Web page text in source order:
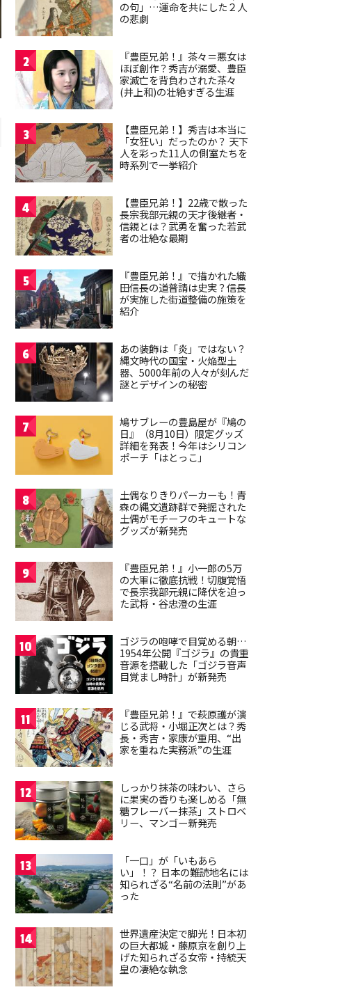
の句」…運命を共にした２人
の悲劇
2
『豊臣兄弟！』茶々＝悪女は
ほぼ創作？秀吉が溺愛、豊臣
家滅亡を背負わされた茶々
(井上和)の壮絶すぎる生涯
3
【豊臣兄弟！】秀吉は本当に
「女狂い」だったのか？ 天下
人を彩った11人の側室たちを
時系列で一挙紹介
4
【豊臣兄弟！】22歳で散った
長宗我部元親の天才後継者・
信親とは？武勇を奮った若武
者の壮絶な最期
5
『豊臣兄弟！』で描かれた織
田信長の道普請は史実？信長
が実施した街道整備の施策を
紹介
6
あの装飾は「炎」ではない？
縄文時代の国宝・火焔型土
器、5000年前の人々が刻んだ
謎とデザインの秘密
7
鳩サブレーの豊島屋が『鳩の
日』（8月10日）限定グッズ
詳細を発表！今年はシリコン
ポーチ「はとっこ」
8
土偶なりきりパーカーも！青
森の縄文遺跡群で発掘された
土偶がモチーフのキュートな
グッズが新発売
9
『豊臣兄弟！』小一郎の5万
の大軍に徹底抗戦！切腹覚悟
で長宗我部元親に降伏を迫っ
た武将・谷忠澄の生涯
10
ゴジラの咆哮で目覚める朝…
1954年公開『ゴジラ』の貴重
音源を搭載した「ゴジラ音声
目覚まし時計」が新発売
11
『豊臣兄弟！』で萩原護が演
じる武将・小堀正次とは？秀
長・秀吉・家康が重用、“出
家を重ねた実務派”の生涯
12
しっかり抹茶の味わい、さら
に果実の香りも楽しめる「無
糖フレーバー抹茶」ストロベ
リー、マンゴー新発売
13
「一口」が「いもあら
い」！？ 日本の難読地名には
知られざる“名前の法則”があ
った
14
世界遺産決定で脚光！日本初
の巨大都城・藤原京を創り上
げた知られざる女帝・持統天
皇の凄絶な執念